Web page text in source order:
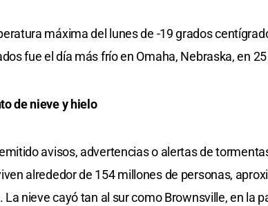
máxima del lunes de -19 grados
fue el día más frío en Omaha, Nebraska, en
de nieve y hielo
avisos, advertencias o alertas de
alrededor de 154 millones de personas,
La nieve cayó tan al sur como Brownsville, en la